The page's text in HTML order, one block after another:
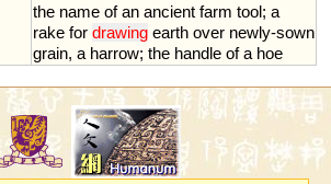
the name of an ancient farm tool; a
rake for drawing earth over newly-sown
grain, a harrow; the handle of a hoe